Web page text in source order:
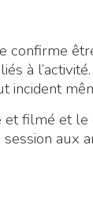
confirme
à
et filmé et
aux